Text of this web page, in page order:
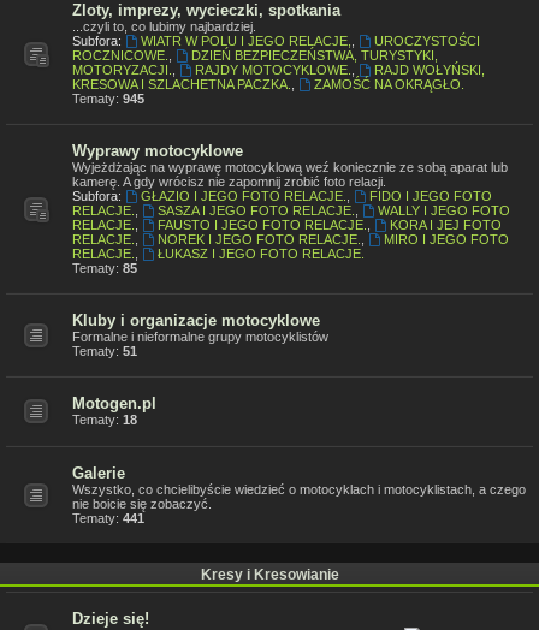
Zloty, imprezy, wycieczki, spotkania
...czyli to, co lubimy najbardziej.
Subfora:
WIATR W POLU I JEGO RELACJE,
UROCZYSTOŚCI
ROCZNICOWE.
DZIEŃ BEZPIECZEŃSTWA, TURYSTYKI,
MOTORYZACJI.
RAJDY MOTOCYKLOWE.
RAJD WOŁYŃSKI,
KRESOWA I SZLACHETNA PACZKA.
ZAMOŚĆ NA OKRĄGŁO.
Tematy: 945
Wyprawy motocyklowe
Wyjeżdżając na wyprawę motocyklową weź koniecznie ze sobą aparat lub
kamerę. A gdy wrócisz nie zapomnij zrobić foto relacji.
Subfora:
GŁAZIO I JEGO FOTO RELACJE.
FIDO I JEGO FOTO
RELACJE.
SASZA I JEGO FOTO RELACJE.
WALLY I JEGO FOTO
RELACJE.
FAUSTO I JEGO FOTO RELACJE.
KORA I JEJ FOTO
RELACJE.
NOREK I JEGO FOTO RELACJE.
MIRO I JEGO FOTO
RELACJE.
ŁUKASZ I JEGO FOTO RELACJE.
Tematy: 85
Kluby i organizacje motocyklowe
Formalne i nieformalne grupy motocyklistów
Tematy: 51
Motogen.pl
Tematy: 18
Galerie
Wszystko, co chcielibyście wiedzieć o motocyklach i motocyklistach, a czego
nie boicie się zobaczyć.
Tematy: 441
Kresy i Kresowianie
Dzieje się!